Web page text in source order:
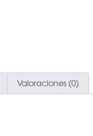
Valoraciones (0)